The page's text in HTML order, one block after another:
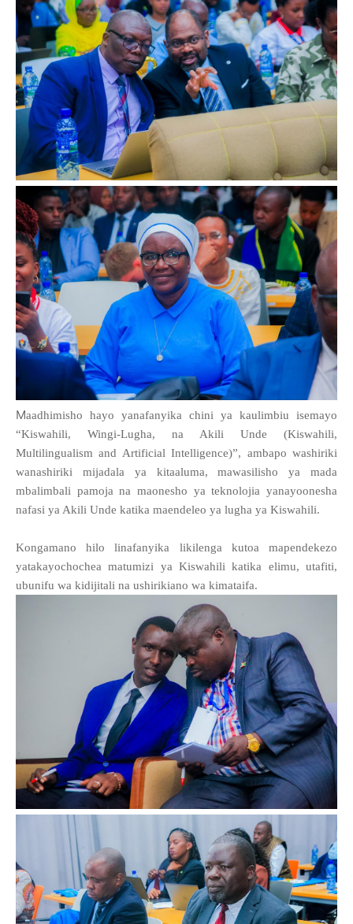
Maadhimisho hayo yanafanyika chini ya kaulimbiu isemayo
“Kiswahili, Wingi-Lugha, na Akili Unde (Kiswahili,
Multilingualism and Artificial Intelligence)”, ambapo washiriki
wanashiriki mijadala ya kitaaluma, mawasilisho ya mada
mbalimbali pamoja na maonesho ya teknolojia yanayoonesha
nafasi ya Akili Unde katika maendeleo ya lugha ya Kiswahili.
Kongamano hilo linafanyika likilenga kutoa mapendekezo
yatakayochochea matumizi ya Kiswahili katika elimu, utafiti,
ubunifu wa kidijitali na ushirikiano wa kimataifa.